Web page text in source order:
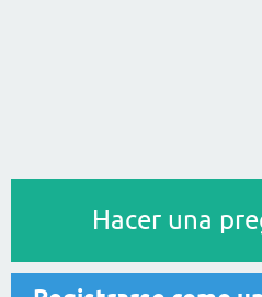
Hacer una